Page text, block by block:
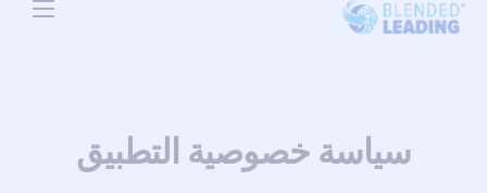
About Usسياسة خصوصية التطبيق